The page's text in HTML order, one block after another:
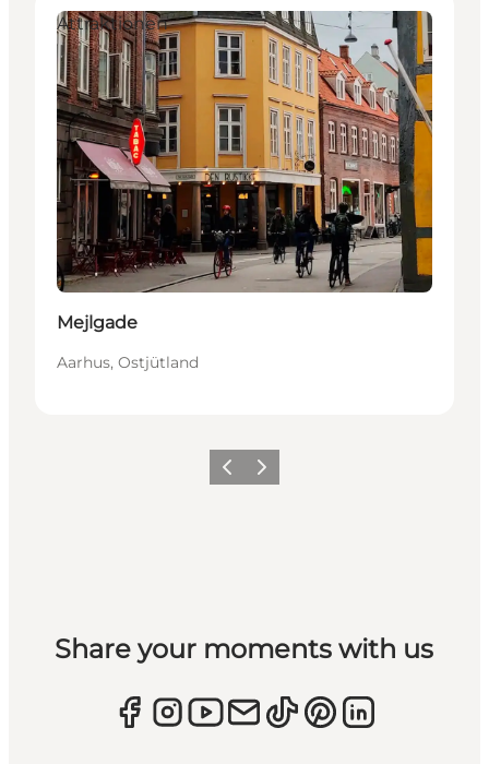
Attraktionen
Mejlgade
Aarhus, Ostjütland
ZurückWeiter
Share your moments with us